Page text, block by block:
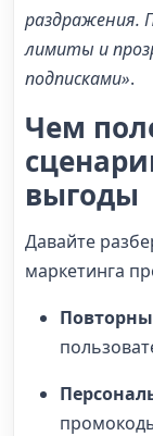
раздражения.
лимиты и
подписками».
Чем
выгоды
Давайте
маркетинга